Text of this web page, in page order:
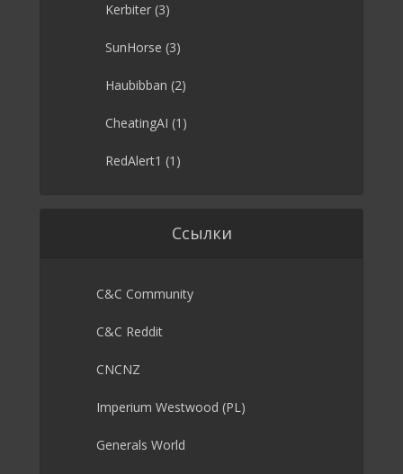
Kerbiter (3)
SunHorse (3)
Haubibban (2)
CheatingAI (1)
RedAlert1 (1)
Ссылки
C&C Community
C&C Reddit
CNCNZ
Imperium Westwood (PL)
Generals World